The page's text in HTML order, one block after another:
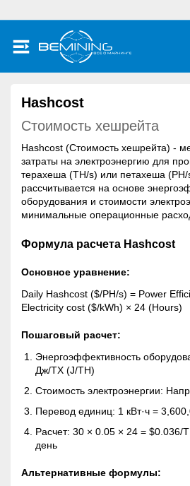
Hashcost
Стоимость хешрейта
Hashcost (Стоимость хешрейта) -
затраты на электроэнергию для
терахеша (TH/s) или петахеша (PH/
рассчитывается на основе
оборудования и стоимости
минимальные операционные
Формула расчета Hashcost
Основное уравнение:
Daily Hashcost ($/PH/s) = Power
Electricity cost ($/kWh) × 24 (Hours)
Пошаговый расчет:
Энергоэффективность
Дж/ТХ (J/TH)
Стоимость электроэнергии:
Перевод единиц: 1 кВт·ч =
Расчет: 30 × 0.05 × 24 = $0.036/
день
Альтернативные формулы: